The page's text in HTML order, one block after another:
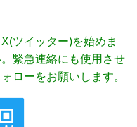
ツイッター)を始めま
緊急連絡にも使用させ
ローをお願いします。